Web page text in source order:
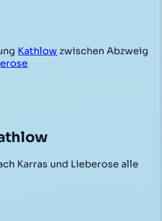
Kathlow zwischen Abzweig
Karras und Lieberose alle